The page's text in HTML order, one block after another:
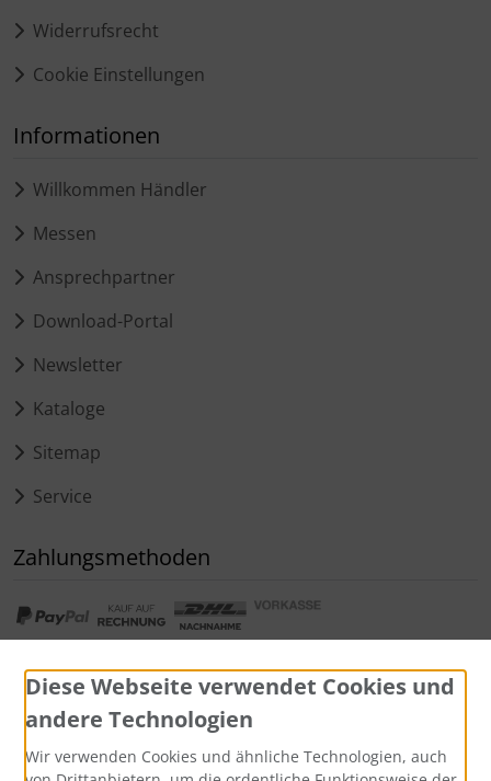
Widerrufsrecht
Cookie Einstellungen
Informationen
Willkommen Händler
Messen
Ansprechpartner
Download-Portal
Newsletter
Kataloge
Sitemap
Service
Zahlungsmethoden
Diese Webseite verwendet Cookies und
andere Technologien
Wir verwenden Cookies und ähnliche Technologien, auch